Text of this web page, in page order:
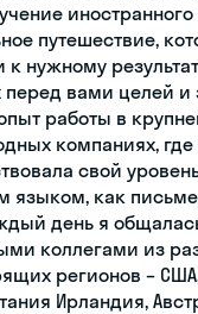
путешествие,
к нужному
перед вами целей и
работы в
компаниях,
свой
языком, как
день я
коллегами из
регионов –
Ирландия,